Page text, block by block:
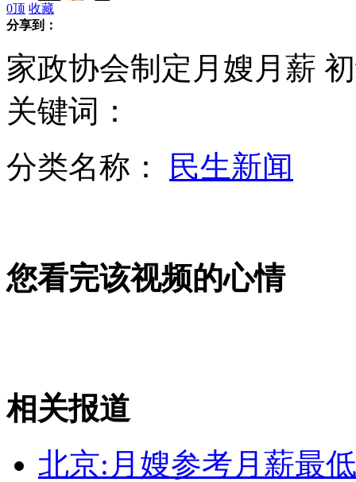
拍客：寒风中7岁男孩修鞋摊边写作业
茅台回应网友检测报告:或非原件
大货车拒查狂飙 途中撞击警车
0顶 收藏
分享到：
家政协会制定月嫂月薪
关键词：
分类名称：
民生新闻
您看完该视频的心情
相关报道
北京:月嫂参考月薪最